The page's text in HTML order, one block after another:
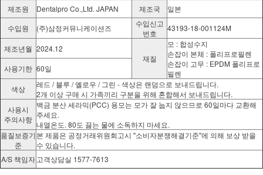
제조원
Dentalpro Co.,Ltd. JAPAN 제조국
일본
수입원
(주)삼정커뮤니케이션즈
수입신고
번호
43193-18-001124M
제조년월 2024.12
재질
모 : 합성수지
손잡이 본체 : 폴리프로필렌
손잡이 고무 : EPDM 폴리프로
필렌
사용기한 60일
색상
레드 / 블루 / 옐로우 / 그린 - 색상은 랜덤으로 보내드립니다.
2개 이상 구매 시 가족끼리 구분을 위해 혼합해서 보내드립니다.
사용시
주의사항
백금 분산 세라믹(PCC) 용모는 모가 잘 눕지 않으므로 60일마다 교환해
주세요.
내열온도. 80도 끓는 물에 소독하지 마세요.
품질보증기
준
본 제품은 공정거래위원회고시 "소비자분쟁해결기준"에 의해 보상 받을
수 있습니다.
A/S 책임자 고객상담실 1577-7613